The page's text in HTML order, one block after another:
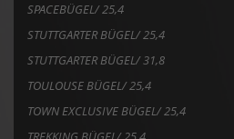
SPACEBÜGEL/ 25,4
STUTTGARTER BÜGEL/ 25,4
STUTTGARTER BÜGEL/ 31,8
TOULOUSE BÜGEL/ 25,4
TOWN EXCLUSIVE BÜGEL/ 25,4